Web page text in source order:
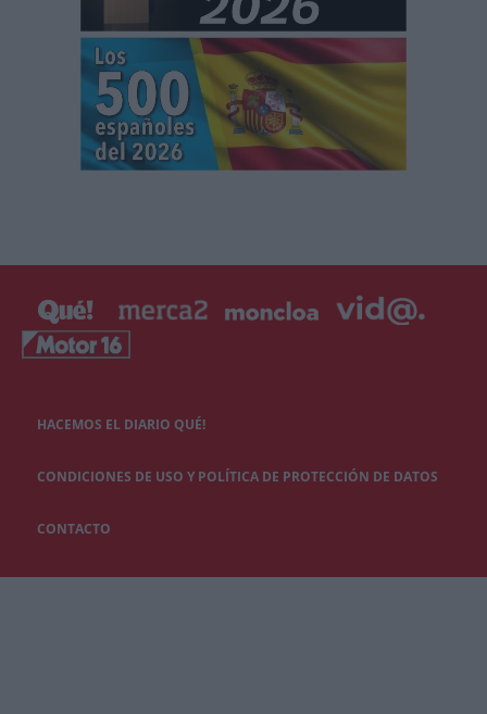
HACEMOS EL DIARIO QUÉ!
CONDICIONES DE USO Y POLÍTICA DE PROTECCIÓN DE DATOS
CONTACTO